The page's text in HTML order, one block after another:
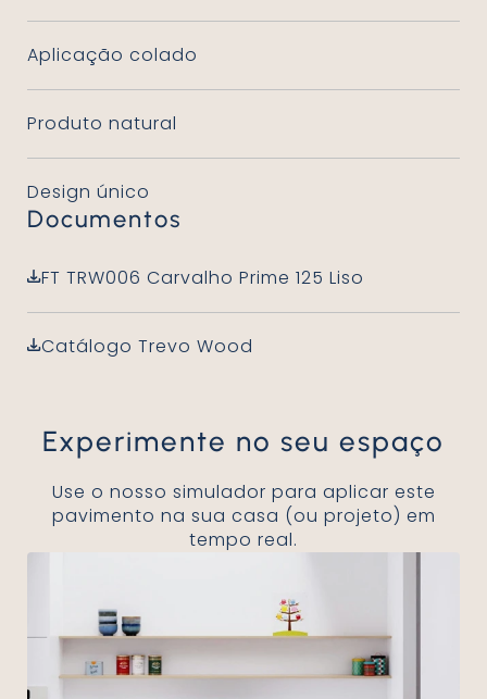
Aplicação colado
Produto natural
Design único
Documentos
FT TRW006 Carvalho Prime 125 Liso
Catálogo Trevo Wood
Experimente no seu espaço
Use o nosso simulador para aplicar este
pavimento na sua casa (ou projeto) em
tempo real.